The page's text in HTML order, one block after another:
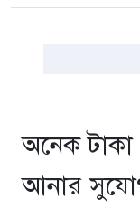
অনেক টাকা
আনার